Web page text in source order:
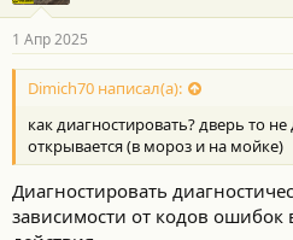
1 Апр 2025
Dimich70 написал(а):
как диагностировать? дверь то
открывается (в мороз и на мойке)
Диагностировать
зависимости от кодов